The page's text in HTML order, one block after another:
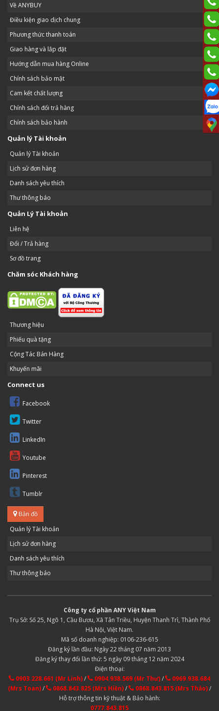
Về ANYBUY
Điều kiện giao dịch chung
Phương thức thanh toán
Giao hàng và lắp đặt
Hướng dẫn mua hàng Online
Chính sách bảo mật
Cam kết chất lượng
Chính sách đổi trả hàng
Chính sách bảo hành
Quản lý Tài khoản
Quản lý Tài khoản
Lịch sử đơn hàng
Danh sách yêu thích
Thư thông báo
Quản Lý Tài khoản
Liên hệ
Đổi / Trả hàng
Sơ đồ trang
Chăm sóc Khách hàng
Thương hiệu
Phiếu quà tặng
Cộng Tác Bán Hàng
Khuyến mãi
Connect us
Facebook
Twitter
LinkedIn
Youtube
Pinterest
Tumblr
Bản đồ
Quản lý Tài khoản
Lịch sử đơn hàng
Danh sách yêu thích
Thư thông báo
Công ty cổ phần ANY Việt Nam
Trụ Sở: Số 25, Ngõ 1, Cầu Bươu, Xã Tân Triều, Huyện Thanh Trì, Thành Phố
Hà Nội, Việt Nam.
Mã số doanh nghiệp: 0106-236-615
Đăng ký lần đầu: Ngày 22 tháng 07 năm 2013
Đăng ký thay đổi lần thứ: 5 ngày 09 tháng 12 năm 2024
Điện thoại:
0903.228.661 (Mr Linh)/ 0904.938.569 (Mr Thư)/
0969.938.684
(Mrs Toan)/ 0868.843.825 (Mrs Hiền)/ 0868.843.815 (Mrs Thảo)/
Hỗ trợ thông tin kỹ thuật & Bảo hành:
0777.843.815